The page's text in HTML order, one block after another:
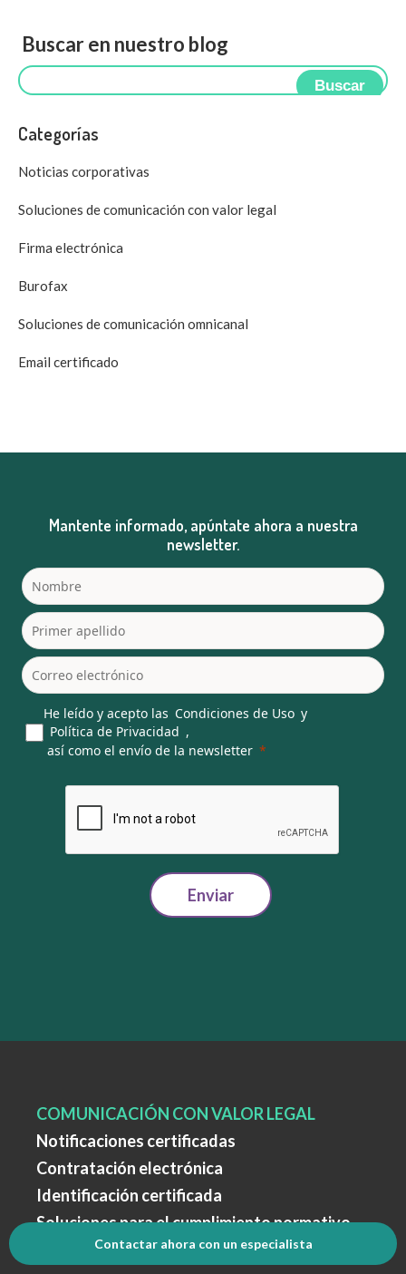
Buscar en nuestro blog
Buscar
Categorías
Noticias corporativas
Soluciones de comunicación con valor legal
Firma electrónica
Burofax
Soluciones de comunicación omnicanal
Email certificado
Mantente informado, apúntate ahora a nuestra
newsletter.
He leído y acepto las Condiciones de Uso y
Política de Privacidad ,
así como el envío de la newsletter
Enviar
COMUNICACIÓN CON VALOR LEGAL
Notificaciones certificadas
Contratación electrónica
Identificación certificada
Soluciones para el cumplimiento normativo
Contactar ahora con un especialista